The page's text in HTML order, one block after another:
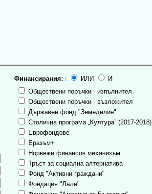
Финансирания: ℹ ИЛИ
И
Обществени поръчки - изпълнител
Обществени поръчки - възложител
Държавен фонд "Земеделие"
Столична програма „Култура” (2017-2018)
Еврофондове
Еразъм+
Норвежи финансов механизъм
Тръст за социална алтернатива
Фонд "Активни граждани"
Фондация "Лале"